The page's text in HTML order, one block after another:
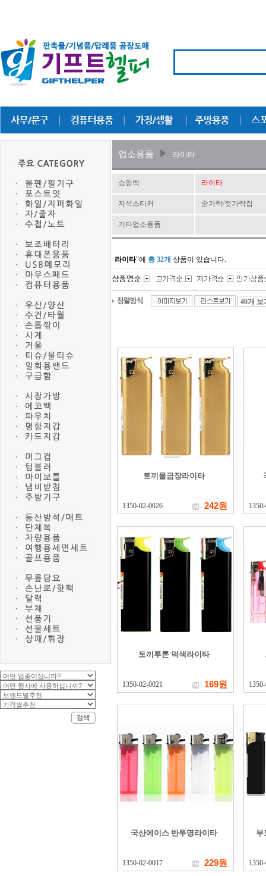
업소용품 라이타
쇼핑백 라이타
자석스티커 숟가락/젓가락집
기타업소용품
라이타"에 총 32개 상품이 있습니다.
토끼올금장라이타
1350-02-0026 242원
토끼투톤 먹색라이타
1350-02-0021 169원
국산에이스 반투명라이타
1350-02-0017 229원
부